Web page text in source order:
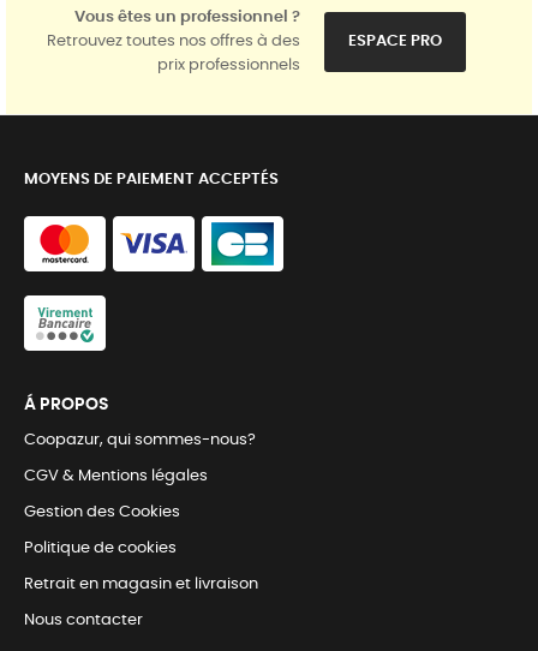
Vous êtes un professionnel ?
Retrouvez toutes nos offres à des
prix professionnels
ESPACE PRO
MOYENS DE PAIEMENT ACCEPTÉS
Á PROPOS
Coopazur, qui sommes-nous?
CGV & Mentions légales
Gestion des Cookies
Politique de cookies
Retrait en magasin et livraison
Nous contacter